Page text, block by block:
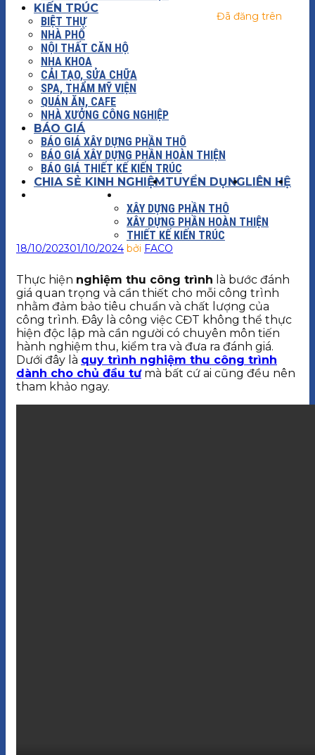
KIẾN TRÚC
BIỆT THỰ
NHÀ PHỐ
NỘI THẤT CĂN HỘ
NHA KHOA
CẢI TẠO, SỬA CHỮA
SPA, THẨM MỸ VIỆN
QUÁN ĂN, CAFE
NHÀ XƯỞNG CÔNG NGHIỆP
BÁO GIÁ
BÁO GIÁ XÂY DỰNG PHẦN THÔ
BÁO GIÁ XÂY DỰNG PHẦN HOÀN THIỆN
BÁO GIÁ THIẾT KẾ KIẾN TRÚC
CHIA SẺ KINH NGHIỆMTUYỂN DỤNGLIÊN HỆ
XÂY DỰNG PHẦN THÔ
XÂY DỰNG PHẦN HOÀN THIỆN
THIẾT KẾ KIẾN TRÚC
Đã đăng trên
18/10/202301/10/2024 bởi FACO
Thực hiện nghiệm thu công trình là bước đánh
giá quan trọng và cần thiết cho mỗi công trình
nhằm đảm bảo tiêu chuẩn và chất lượng của
công trình. Đây là công việc CĐT không thể thực
hiện độc lập mà cần người có chuyên môn tiến
hành nghiệm thu, kiểm tra và đưa ra đánh giá.
Dưới đây là quy trình nghiệm thu công trình
dành cho chủ đầu tưmà bất cứ ai cũng đều nên
tham khảo ngay.